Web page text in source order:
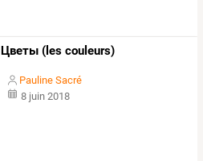
Цветы (les couleurs)
Pauline Sacré
8 juin 2018